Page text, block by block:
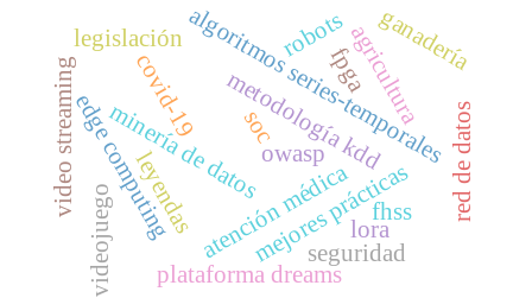
covid-19
minería de datosmetodología kdd
algoritmos series-temporales
edge computing mejores prácticas
agricultura
atención médica
owasp
fhss
fpga
soc
leyendas
videojuego plataforma dreams
lora
ganadería
red de datos
video streaming
legislación
seguridad
robots